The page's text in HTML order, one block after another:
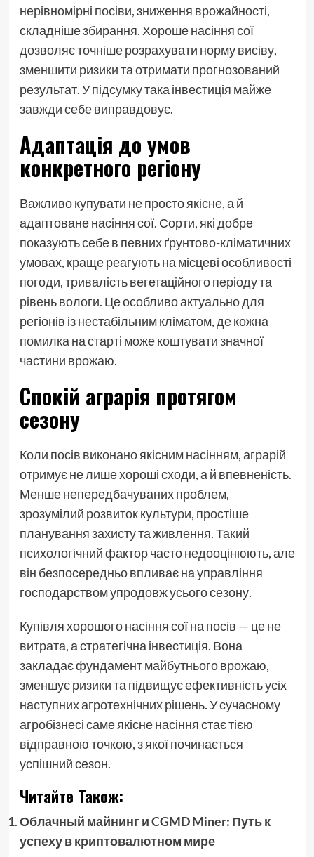
нерівномірні посіви, зниження врожайності,
складніше збирання. Хороше насіння сої
дозволяє точніше розрахувати норму висіву,
зменшити ризики та отримати прогнозований
результат. У підсумку така інвестиція майже
завжди себе виправдовує.
Адаптація до умов
конкретного регіону
Важливо купувати не просто якісне, а й
адаптоване насіння сої. Сорти, які добре
показують себе в певних ґрунтово-кліматичних
умовах, краще реагують на місцеві особливості
погоди, тривалість вегетаційного періоду та
рівень вологи. Це особливо актуально для
регіонів із нестабільним кліматом, де кожна
помилка на старті може коштувати значної
частини врожаю.
Спокій аграрія протягом
сезону
Коли посів виконано якісним насінням, аграрій
отримує не лише хороші сходи, а й впевненість.
Менше непередбачуваних проблем,
зрозумілий розвиток культури, простіше
планування захисту та живлення. Такий
психологічний фактор часто недооцінюють, але
він безпосередньо впливає на управління
господарством упродовж усього сезону.
Купівля хорошого насіння сої на посів — це не
витрата, а стратегічна інвестиція. Вона
закладає фундамент майбутнього врожаю,
зменшує ризики та підвищує ефективність усіх
наступних агротехнічних рішень. У сучасному
агробізнесі саме якісне насіння стає тією
відправною точкою, з якої починається
успішний сезон.
Читайте Також:
Облачный майнинг и CGMD Miner: Путь к
успеху в криптовалютном мире